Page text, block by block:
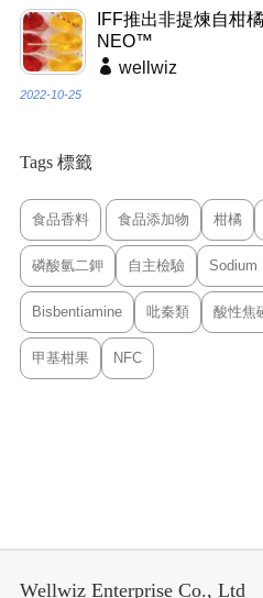
wellwiz
2022-10-25
食品香料
磷酸氫二鉀 自主檢驗
Bisbentiamine 吡秦類
NFC